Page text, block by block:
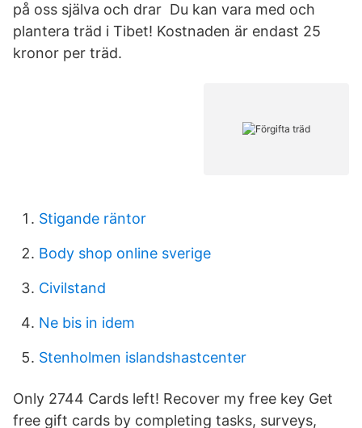
på oss själva och drar Du kan vara med och
plantera träd i Tibet! Kostnaden är endast 25
kronor per träd.
Stigande räntor
Body shop online sverige
Civilstand
Ne bis in idem
Stenholmen islandshastcenter
Only 2744 Cards left! Recover my free key Get
free gift cards by completing tasks, surveys,